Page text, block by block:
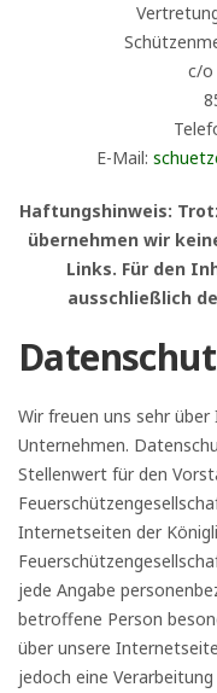
c/o
E-Mail:
Haftungshinweis:
übernehmen wir
Links. Für den
ausschließlich
Wir freuen uns sehr
Unternehmen.
Stellenwert für den
Internetseiten der
jede Angabe
betroffene Person
über unsere
jedoch eine